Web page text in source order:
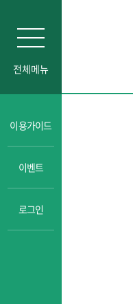
전체메뉴
이용가이드
이벤트
로그인
자기주도학습
성교육
일타강사강의